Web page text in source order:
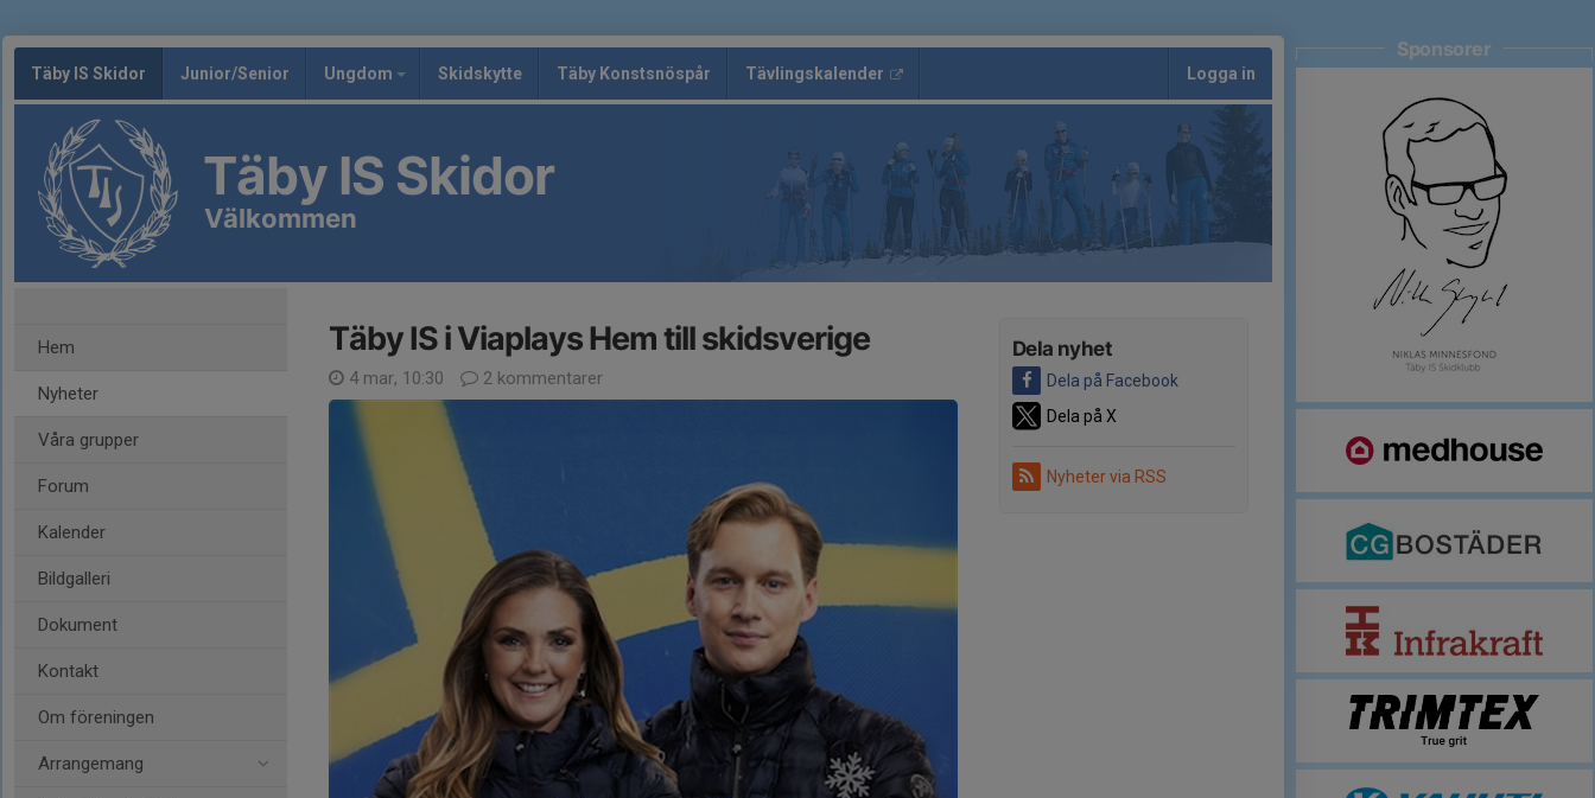
Täby IS Skidor Junior/Senior Ungdom Skidskytte Täby Konstsnöspår Tävlingskalender Logga in
Täby IS Skidor
Välkommen
Hem
Nyheter
Våra grupper
Forum
Kalender
Bildgalleri
Dokument
Kontakt
Om föreningen
Arrangemang
Dela nyhet
Dela på Facebook
Dela på X
Nyheter via RSS
Täby IS i Viaplays Hem till skidsverige
4 mar, 10:30 2 kommentarer
Sponsorer